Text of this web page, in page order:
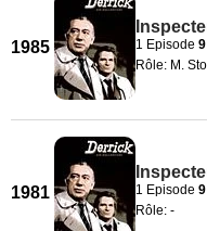
1985 1 Episode 9
Rôle: M.
1981 1 Episode 9
Rôle: -